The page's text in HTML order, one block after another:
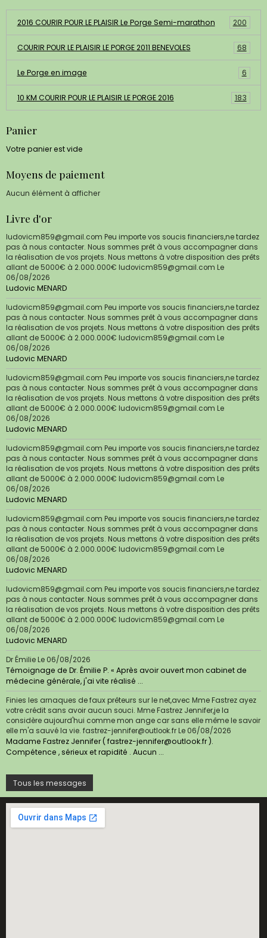
2016 COURIR POUR LE PLAISIR Le Porge Semi-marathon 200
COURIR POUR LE PLAISIR LE PORGE 2011 BENEVOLES 68
Le Porge en image 6
10 KM COURIR POUR LE PLAISIR LE PORGE 2016 183
Panier
Votre panier est vide
Moyens de paiement
Aucun élément à afficher
Livre d'or
ludovicm859@gmail.com Peu importe vos soucis financiers,ne tardez
pas à nous contacter. Nous sommes prêt à vous accompagner dans
la réalisation de vos projets. Nous mettons à votre disposition des prêts
allant de 5000€ à 2.000.000€ ludovicm859@gmail.com Le
06/08/2026
Ludovic MENARD
ludovicm859@gmail.com Peu importe vos soucis financiers,ne tardez
pas à nous contacter. Nous sommes prêt à vous accompagner dans
la réalisation de vos projets. Nous mettons à votre disposition des prêts
allant de 5000€ à 2.000.000€ ludovicm859@gmail.com Le
06/08/2026
Ludovic MENARD
ludovicm859@gmail.com Peu importe vos soucis financiers,ne tardez
pas à nous contacter. Nous sommes prêt à vous accompagner dans
la réalisation de vos projets. Nous mettons à votre disposition des prêts
allant de 5000€ à 2.000.000€ ludovicm859@gmail.com Le
06/08/2026
Ludovic MENARD
ludovicm859@gmail.com Peu importe vos soucis financiers,ne tardez
pas à nous contacter. Nous sommes prêt à vous accompagner dans
la réalisation de vos projets. Nous mettons à votre disposition des prêts
allant de 5000€ à 2.000.000€ ludovicm859@gmail.com Le
06/08/2026
Ludovic MENARD
ludovicm859@gmail.com Peu importe vos soucis financiers,ne tardez
pas à nous contacter. Nous sommes prêt à vous accompagner dans
la réalisation de vos projets. Nous mettons à votre disposition des prêts
allant de 5000€ à 2.000.000€ ludovicm859@gmail.com Le
06/08/2026
Ludovic MENARD
ludovicm859@gmail.com Peu importe vos soucis financiers,ne tardez
pas à nous contacter. Nous sommes prêt à vous accompagner dans
la réalisation de vos projets. Nous mettons à votre disposition des prêts
allant de 5000€ à 2.000.000€ ludovicm859@gmail.com Le
06/08/2026
Ludovic MENARD
Dr ÉmilieLe 06/08/2026
Témoignage de Dr. Émilie P. « Après avoir ouvert mon cabinet de
médecine générale, j'ai vite réalisé ...
Finies les arnaques de faux prêteurs sur le net,avec Mme Fastrez ayez
votre crédit sans avoir aucun souci. Mme Fastrez Jennifer,je la
considère aujourd'hui comme mon ange car sans elle même le savoir
elle m'a sauvé la vie. fastrez-jennifer@outlook.frLe 06/08/2026
Madame Fastrez Jennifer ( fastrez-jennifer@outlook.fr ).
Compétence , sérieux et rapidité . Aucun ...
Tous les messages